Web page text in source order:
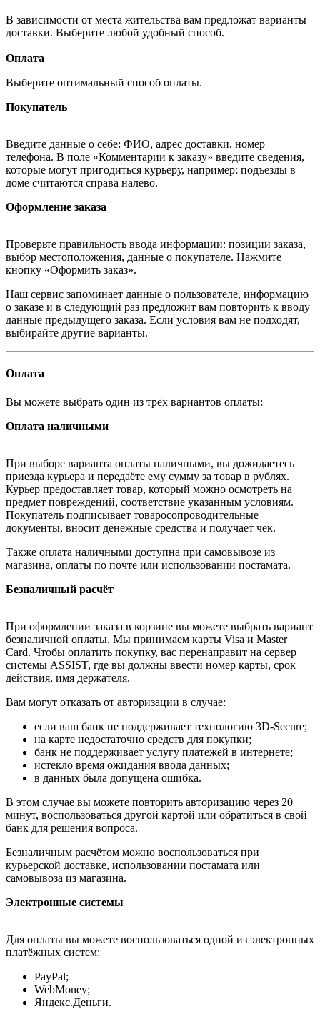
В зависимости от места жительства вам предложат варианты
доставки. Выберите любой удобный способ.
Оплата
Выберите оптимальный способ оплаты.
Покупатель
Введите данные о себе: ФИО, адрес доставки, номер
телефона. В поле «Комментарии к заказу» введите сведения,
которые могут пригодиться курьеру, например: подъезды в
доме считаются справа налево.
Оформление заказа
Проверьте правильность ввода информации: позиции заказа,
выбор местоположения, данные о покупателе. Нажмите
кнопку «Оформить заказ».
Наш сервис запоминает данные о пользователе, информацию
о заказе и в следующий раз предложит вам повторить к вводу
данные предыдущего заказа. Если условия вам не подходят,
выбирайте другие варианты.
Оплата
Вы можете выбрать один из трёх вариантов оплаты:
Оплата наличными
При выборе варианта оплаты наличными, вы дожидаетесь
приезда курьера и передаёте ему сумму за товар в рублях.
Курьер предоставляет товар, который можно осмотреть на
предмет повреждений, соответствие указанным условиям.
Покупатель подписывает товаросопроводительные
документы, вносит денежные средства и получает чек.
Также оплата наличными доступна при самовывозе из
магазина, оплаты по почте или использовании постамата.
Безналичный расчёт
При оформлении заказа в корзине вы можете выбрать вариант
безналичной оплаты. Мы принимаем карты Visa и Master
Card. Чтобы оплатить покупку, вас перенаправит на сервер
системы ASSIST, где вы должны ввести номер карты, срок
действия, имя держателя.
Вам могут отказать от авторизации в случае:
если ваш банк не поддерживает технологию 3D-Secure;
на карте недостаточно средств для покупки;
банк не поддерживает услугу платежей в интернете;
истекло время ожидания ввода данных;
в данных была допущена ошибка.
В этом случае вы можете повторить авторизацию через 20
минут, воспользоваться другой картой или обратиться в свой
банк для решения вопроса.
Безналичным расчётом можно воспользоваться при
курьерской доставке, использовании постамата или
самовывоза из магазина.
Электронные системы
Для оплаты вы можете воспользоваться одной из электронных
платёжных систем:
PayPal;
WebMoney;
Яндекс.Деньги.